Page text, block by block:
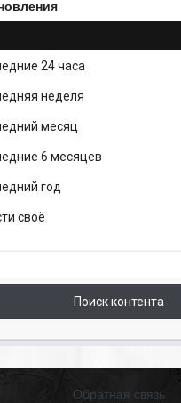
24 часа
неделя
месяц
6 месяцев
год
своё
Поиск контента
Обратная связь